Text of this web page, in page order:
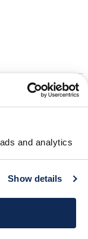
and analytics
Show details